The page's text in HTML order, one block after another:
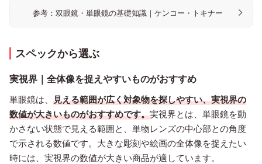
参考：双眼鏡・単眼鏡の基礎知識｜ケンコー・トキナー
スペックから選ぶ
実視界｜全体像を捉えやすいものがおすすめ
単眼鏡は、 見える範囲が広く対象物を探しやすい、実視界の
数値が大きいものがおすすめです。実視界とは、単眼鏡を動
かさない状態で見える範囲と、単物レンズの中心部との角度
で示される数値です。大きな彫刻や絵画の全体像を捉えたい
時には、実視界の数値が大きい商品が適しています。